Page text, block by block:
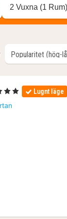
2 Vuxna (1 Rum)
Lugnt läge